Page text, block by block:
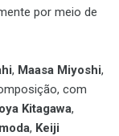
por meio de
, Maasa Miyoshi,
com
Kitagawa,
, Keiji